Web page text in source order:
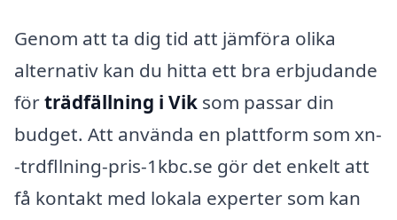
Genom att ta dig tid att jämföra olika
alternativ kan du hitta ett bra erbjudande
förträdfällning i Vik som passar din
budget. Att använda en plattform som xn-
-trdfllning-pris-1kbc.se gör det enkelt att
få kontakt med lokala experter som kan